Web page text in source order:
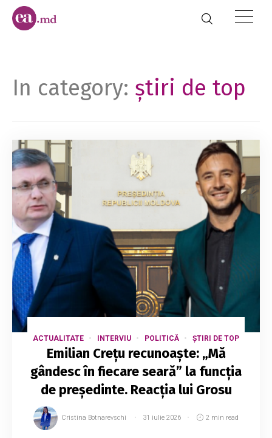
In category: știri de top
ACTUALITATE INTERVIU POLITICĂ ȘTIRI DE TOP
Emilian Crețu recunoaște: „Mă
gândesc în fiecare seară” la funcția
de președinte. Reacția lui Grosu
Cristina Botnarevschi 31 iulie 2026 2 min read